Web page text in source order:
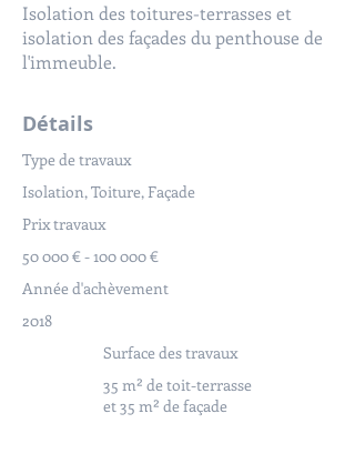
Isolation des toitures-terrasses et
isolation des façades du penthouse de
l'immeuble.
Détails
Type de travaux
Isolation, Toiture, Façade
Prix travaux
50 000 € - 100 000 €
Année d'achèvement
2018
Surface des travaux
35 m² de toit-terrasse
et 35 m² de façade